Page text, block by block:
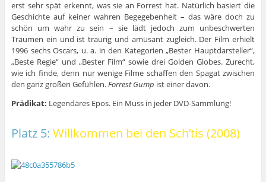
erst sehr spät erkennt, was sie an Forrest hat. Natürlich basiert die
Geschichte auf keiner wahren Begegebenheit – das wäre doch zu
schön um wahr zu sein – sie lädt jedoch zum unbeschwerten
Träumen ein und ist traurig und amüsant zugleich. Der Film erhielt
1996 sechs Oscars, u. a. in den Kategorien „Bester Hauptdarsteller“,
„Beste Regie“ und „Bester Film“ sowie drei Golden Globes. Zurecht,
wie ich finde, denn nur wenige Filme schaffen den Spagat zwischen
den ganz großen Gefühlen.Forrest Gump ist einer davon.
Prädikat: Legendäres Epos. Ein Muss in jeder DVD-Sammlung!
Platz 5: Willkommen bei den Sch’tis (2008)